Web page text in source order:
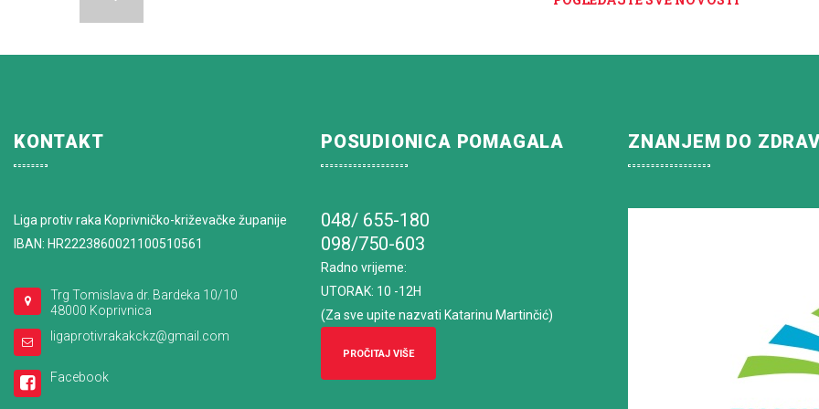
KONTAKT
Liga protiv raka Koprivničko-križevačke županije
IBAN: HR2223860021100510561
Trg Tomislava dr. Bardeka 10/10
48000 Koprivnica
ligaprotivrakakckz@gmail.com
Facebook
POSUDIONICA POMAGALA
048/ 655-180
098/750-603
Radno vrijeme:
UTORAK: 10 -12H
(Za sve upite nazvati Katarinu Martinčić)
PROČITAJ VIŠE
ZNANJEM DO